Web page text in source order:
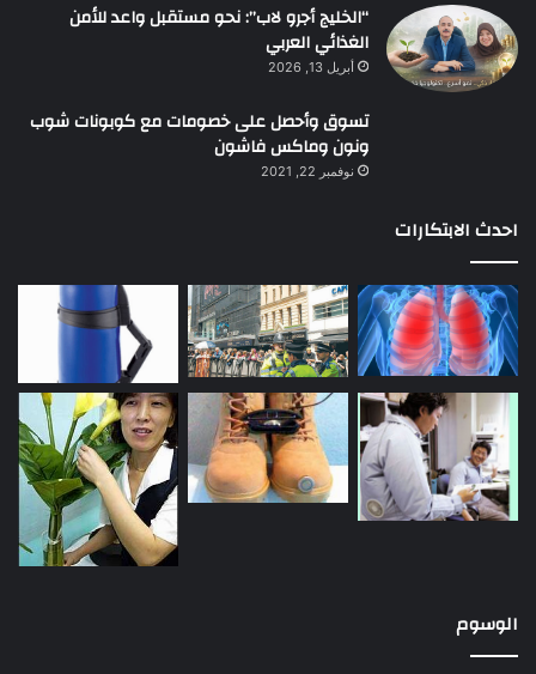
“الخليج أجرو لاب”: نحو مستقبل واعد للأمن
الغذائي العربي
أبريل 13, 2026
تسوق وأحصل على خصومات مع كوبونات شوب
ونون وماكس فاشون
نوفمبر 22, 2021
احدث الابتكارات
الوسوم